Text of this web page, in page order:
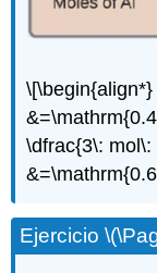
\dfrac{3\:
Ejercicio